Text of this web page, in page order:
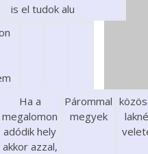
is el tudok alu
Ha a
megalomon
adódik hely
akkor azzal,
Párommal
megyek